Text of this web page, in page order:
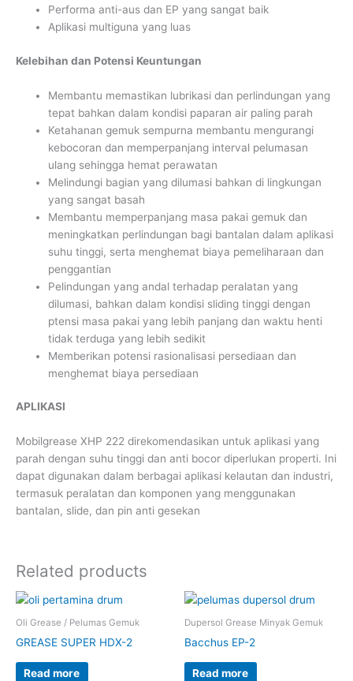
Performa anti-aus dan EP yang sangat baik
Aplikasi multiguna yang luas
Kelebihan dan Potensi Keuntungan
Membantu memastikan lubrikasi dan perlindungan yang
tepat bahkan dalam kondisi paparan air paling parah
Ketahanan gemuk sempurna membantu mengurangi
kebocoran dan memperpanjang interval pelumasan
ulang sehingga hemat perawatan
Melindungi bagian yang dilumasi bahkan di lingkungan
yang sangat basah
Membantu memperpanjang masa pakai gemuk dan
meningkatkan perlindungan bagi bantalan dalam aplikasi
suhu tinggi, serta menghemat biaya pemeliharaan dan
penggantian
Pelindungan yang andal terhadap peralatan yang
dilumasi, bahkan dalam kondisi sliding tinggi dengan
ptensi masa pakai yang lebih panjang dan waktu henti
tidak terduga yang lebih sedikit
Memberikan potensi rasionalisasi persediaan dan
menghemat biaya persediaan
APLIKASI
Mobilgrease XHP 222 direkomendasikan untuk aplikasi yang
parah dengan suhu tinggi dan anti bocor diperlukan properti. Ini
dapat digunakan dalam berbagai aplikasi kelautan dan industri,
termasuk peralatan dan komponen yang menggunakan
bantalan, slide, dan pin anti gesekan
Related products
Oli Grease / Pelumas Gemuk
GREASE SUPER HDX-2
Read more
Dupersol Grease Minyak Gemuk
Bacchus EP-2
Read more